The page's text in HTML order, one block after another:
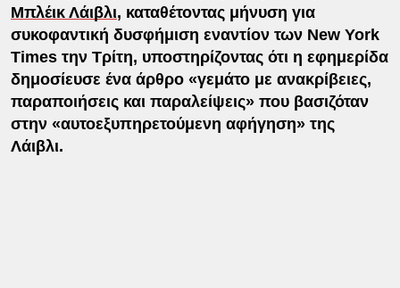
Μπλέικ Λάιβλι, καταθέτοντας μήνυση για
συκοφαντική δυσφήμιση εναντίον των New York
Times την Τρίτη, υποστηρίζοντας ότι η εφημερίδα
δημοσίευσε ένα άρθρο «γεμάτο με ανακρίβειες,
παραποιήσεις και παραλείψεις» που βασιζόταν
στην «αυτοεξυπηρετούμενη αφήγηση» της
Λάιβλι.